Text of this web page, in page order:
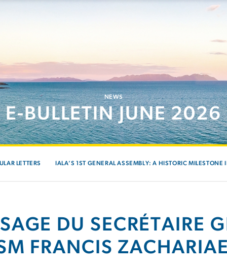
NEWS
E-BULLETIN JUNE 2026
LETTERS IALA’S 1ST GENERAL ASSEMBLY: A HISTORIC
DU SECRÉTAIRE
FRANCIS